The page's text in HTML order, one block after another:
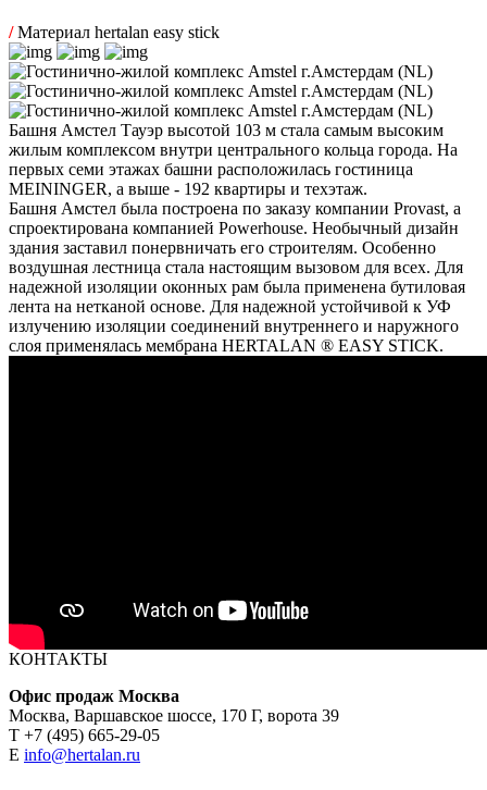
/Материал hertalan easy stick
Башня Амстел Тауэр высотой 103 м стала самым высоким
жилым комплексом внутри центрального кольца города. На
первых семи этажах башни расположилась гостиница
MEININGER, а выше - 192 квартиры и техэтаж.
Башня Амстел была построена по заказу компании Provast, а
спроектирована компанией Powerhouse. Необычный дизайн
здания заставил понервничать его строителям. Особенно
воздушная лестница стала настоящим вызовом для всех. Для
надежной изоляции оконных рам была применена бутиловая
лента на нетканой основе. Для надежной устойчивой к УФ
излучению изоляции соединений внутреннего и наружного
слоя применялась мембрана HERTALAN ® EASY STICK.
КОНТАКТЫ
Офис продаж Москва
Москва, Варшавское шоссе, 170 Г, ворота 39
Т +7 (495) 665-29-05
E info@hertalan.ru